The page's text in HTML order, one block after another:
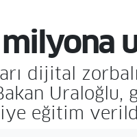
dijital
Uraloğlu,
eğitim